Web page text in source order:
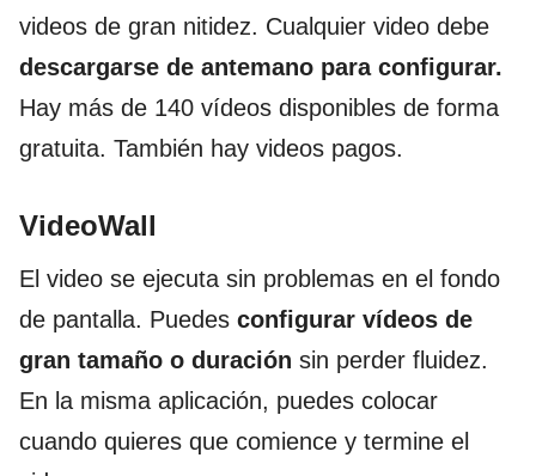
videos de gran nitidez. Cualquier video debe
descargarse de antemano para configurar.
Hay más de 140 vídeos disponibles de forma
gratuita. También hay videos pagos.
VideoWall
El video se ejecuta sin problemas en el fondo
de pantalla. Puedes configurar vídeos de
gran tamaño o duración sin perder fluidez.
En la misma aplicación, puedes colocar
cuando quieres que comience y termine el